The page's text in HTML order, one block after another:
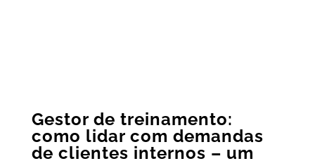
Gestor de treinamento:
como lidar com demandas
de clientes internos – um